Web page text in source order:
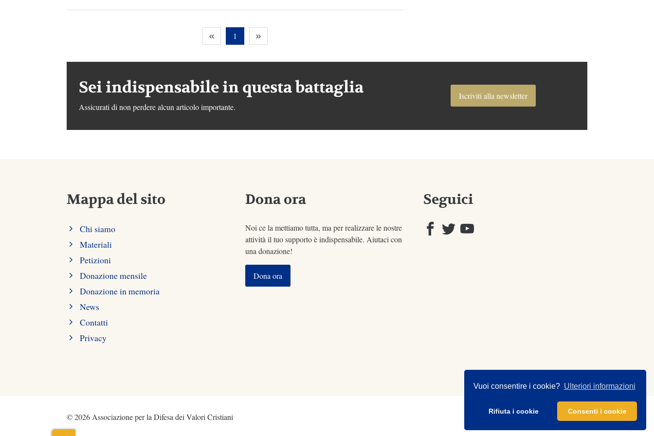
Vuoi consentire i cookie? Ulteriori informazioni
Rifiuta i cookie Consenti i cookie
1
Sei indispensabile in questa battaglia
Assicurati di non perdere alcun articolo importante.
Iscriviti alla newsletter
Mappa del sito
Chi siamo
Materiali
Petizioni
Donazione mensile
Donazione in memoria
News
Contatti
Privacy
Dona ora
Noi ce la mettiamo tutta, ma per realizzare le nostre
attività il tuo supporto è indispensabile. Aiutaci con
una donazione!
Dona ora
Seguici
© 2026 Associazione per la Difesa dei Valori Cristiani